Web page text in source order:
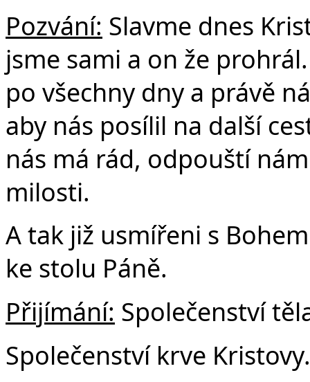
Pozvání: Slavme dnes
jsme sami a on že
po všechny dny a právě
aby nás posílil na další
nás má rád, odpouští
milosti.
A tak již usmířeni s
ke stolu Páně.
Přijímání: Společenství
Společenství krve Kristovy.